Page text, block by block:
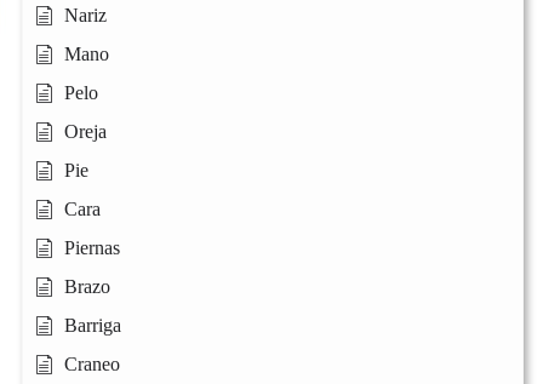
Nariz
Mano
Pelo
Oreja
Pie
Cara
Piernas
Brazo
Barriga
Craneo